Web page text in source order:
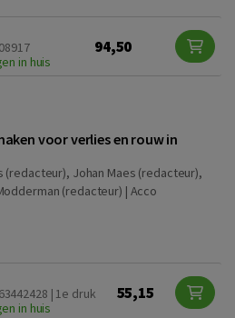
in huis
94,50
voor verlies en rouw in
(redacteur), Johan Maes (redacteur),
(redacteur) | Acco
| 1e druk
in huis
55,15